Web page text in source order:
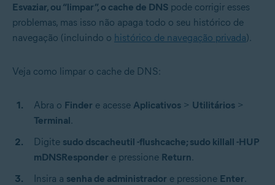
Esvaziar, ou “limpar”, o cache de DNS pode corrigir esses
problemas, mas isso não apaga todo o seu histórico de
navegação (incluindo o histórico de navegação privada).
Veja como limpar o cache de DNS:
Abra o Finder e acesse Aplicativos > Utilitários >
Terminal.
Digite sudo dscacheutil -flushcache; sudo killall -HUP
mDNSResponder e pressione Return.
Insira a senha de administrador e pressione Enter.